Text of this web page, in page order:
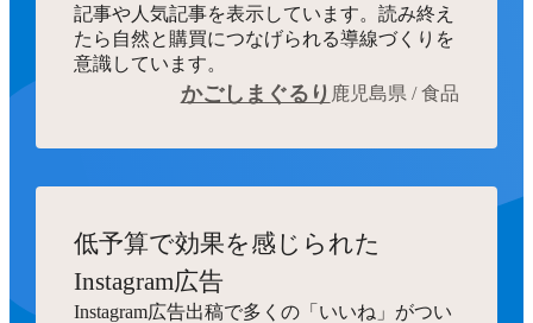
記事や人気記事を表示しています。読み終え
たら自然と購買につなげられる導線づくりを
意識しています。
かごしまぐるり 鹿児島県 / 食品
低予算で効果を感じられた
Instagram広告
Instagram広告出稿で多くの「いいね」がつい